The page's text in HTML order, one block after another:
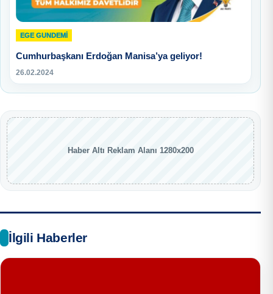
EGE GUNDEMİ
Cumhurbaşkanı Erdoğan Manisa’ya geliyor!
26.02.2024
Haber Altı Reklam Alanı 1280x200
İlgili Haberler